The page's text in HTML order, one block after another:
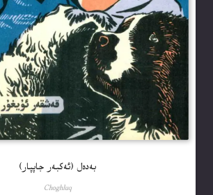
بەدەل (ئەكبەر جاپپار)
Choghluq